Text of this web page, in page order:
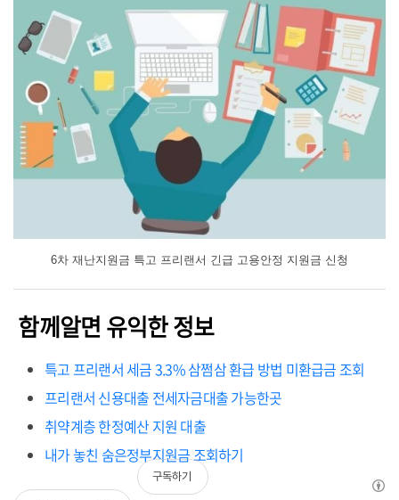
6차 재난지원금 특고 프리랜서 긴급 고용안정 지원금 신청
함께알면 유익한 정보
특고 프리랜서 세금 3.3% 삼쩜삼 환급 방법 미환급금 조회
프리랜서 신용대출 전세자금대출 가능한곳
취약계층 한정예산 지원 대출
내가 놓친 숨은정부지원금 조회하기
구독하기